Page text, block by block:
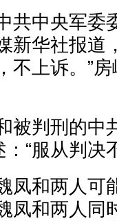
共中央军委
新华社报道
不上诉。”
被判刑的中
“服从判决
凤和两人可
凤和两人同